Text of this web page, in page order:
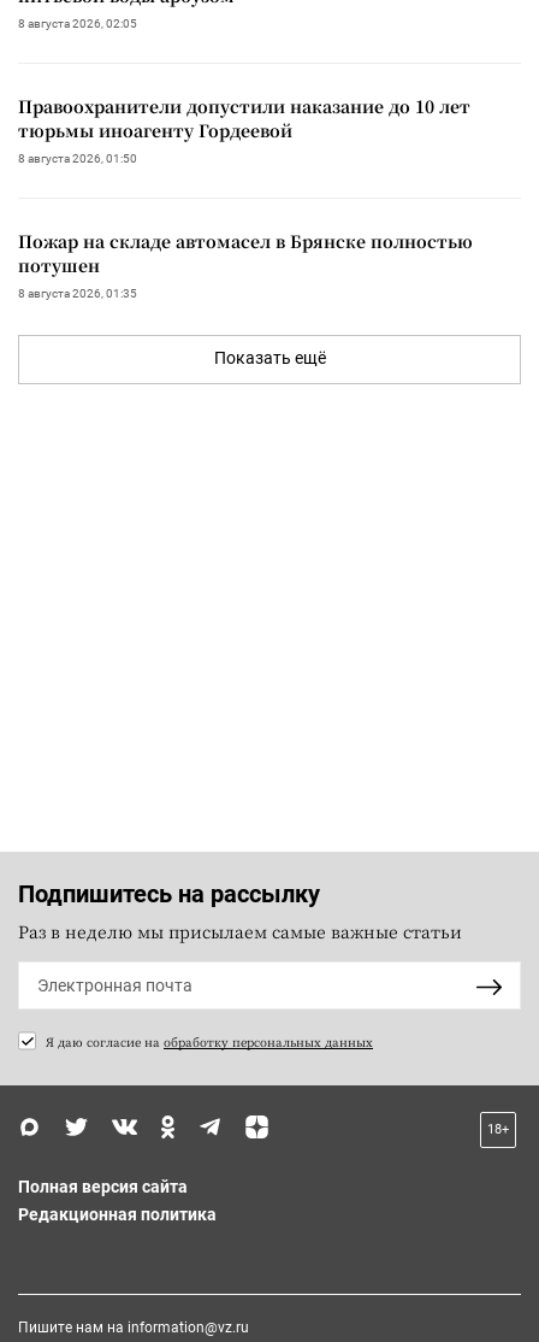
8 августа 2026, 02:05
Правоохранители допустили наказание до 10 лет
тюрьмы иноагенту Гордеевой
8 августа 2026, 01:50
Пожар на складе автомасел в Брянске полностью
потушен
8 августа 2026, 01:35
Показать ещё
Подпишитесь на рассылку
Раз в неделю мы присылаем самые важные статьи
Я даю согласие на обработку персональных данных
18+
Полная версия сайта
Редакционная политика
Пишите нам на information@vz.ru